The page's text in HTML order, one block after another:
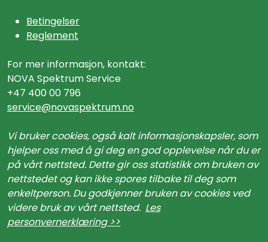
Betingelser
Reglement
For mer informasjon, kontakt:
NOVA Spektrum Service
+47 400 00 796
service@novaspektrum.no
Vi bruker cookies, også kalt informasjonskapsler, som
hjelper oss med å gi deg en god opplevelse når du er
på vårt nettsted. Dette gir oss statistikk om bruken av
nettstedet og kan ikke spores tilbake til deg som
enkeltperson. Du godkjenner bruken av cookies ved
videre bruk av vårt nettsted. Les
personvernerklæring >>